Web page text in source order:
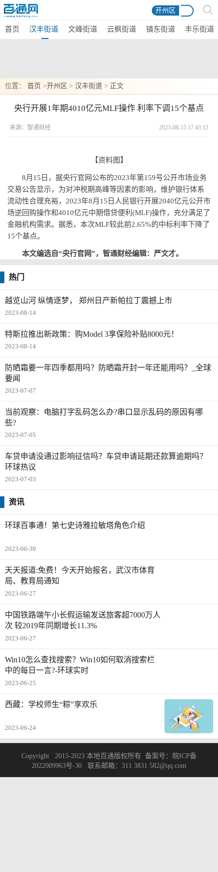
开州区
首页 汉丰街道 文峰街道 云枫街道 镇东街道 丰乐街道
位置： 首页 >开州区 > 汉丰街道 > 正文
央行开展1年期4010亿元MLF操作 利率下调15个基点
来源：智通财经 2023-08-15 17:43:12
【资料图】
8月15日，据央行官网公布的2023年第159号公开市场业务
交易公告显示，为对冲税期高峰等因素的影响，维护银行体系
流动性合理充裕，2023年8月15日人民银行开展2040亿元公开市
场逆回购操作和4010亿元中期借贷便利(MLF)操作，充分满足了
金融机构需求。据悉，本次MLF较此前2.65%的中标利率下降了
15个基点。
本文编选自“央行官网”，智通财经编辑：严文才。
热门
越览山河 纵情逐梦， 郑州日产新帕拉丁震撼上市
2023-08-14
特斯拉推出新政策：购Model 3享保险补贴8000元！
2023-08-14
防晒霜要一年四季都用吗？防晒霜开封一年还能用吗？_全球
要闻
2023-07-07
当前观察：电脑打字乱码怎么办?串口显示乱码的原因有哪
些?
2023-07-05
车贷申请没通过影响征信吗？车贷申请延期还款算逾期吗？
环球热议
2023-07-03
资讯
环球百事通！第七史诗雅拉敏塔角色介绍
2023-06-30
天天报道:免费！今天开始报名，武汉市体育
局、教育局通知
2023-06-27
中国铁路端午小长假运输发送旅客超7000万人
次 较2019年同期增长11.3%
2023-06-27
Win10怎么查找搜索？Win10如何取消搜索栏
中的每日一言?-环球实时
2023-06-25
西藏：学校师生“粽”享欢乐
2023-06-24
Copyright 2015-2023 本地百通版权所有 备案号：
皖ICP备
2022009963号-30 联系邮箱：311 3831 582@qq.com